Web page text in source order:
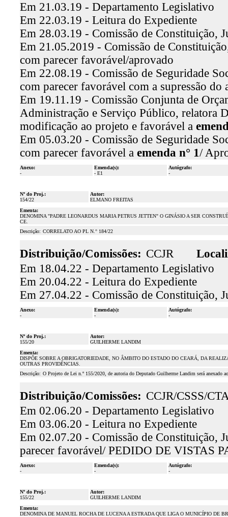
Em 21.03.19 - Departamento Legislativo
Em 22.03.19 - Leitura do Expediente
Em 28.03.19 - Comissão de Constituição,
Em 21.05.2019 - Comissão de
com parecer favorável/aprovado
Em 22.08.19 - Comissão de Seguridade
com parecer favorável com a supressão do
Em 19.11.19 - Comissão Conjunta de
Administração e Serviço Público, relatora
modificação ao projeto e favorável a
Em 05.03.20 - Comissão de Seguridade
com parecer favorável a emenda n° 1/
Anexo:
-
Emenda(s):
- E1
Autógrafo:
-
Nº do Proj.:
154/22
Autor:
ELMANO FREITAS
Ementa:
DENOMINA "PADRE LEONARDUS MARIA PETRUS JETTEN" O GINÁSIO A SER
CE.
Descrição: CORRELATO AO PL N.° 184/22
Distribuição/Comissões: CCJR
Em 18.04.22 - Departamento Legislativo
Em 20.04.22 - Leitura do Expediente
Em 27.04.22 - Comissão de Constituição,
Anexo:
-
Emenda(s):
-
Autógrafo:
-
Nº do Proj.:
155/20
Autor:
GUILHERME LANDIM
Ementa:
DISPÕE SOBRE A OBRIGATORIEDADE, NO ÂMBITO DO ESTADO DO CEARÁ, DA
OUTRAS PROVIDÊNCIAS.
Descrição: O Projeto de Lei n.º 155/2020, de autoria do Deputado Guilherme Landim será anexado
Distribuição/Comissões: CCJR/CSSS/
Em 02.06.20 - Departamento Legislativo
Em 03.06.20 - Leitura no Expediente
Em 02.07.20 - Comissão de Constituição,
parecer favorável/ PEDIDO DE VISTAS
Anexo:
-
Emenda(s):
-
Autógrafo:
-
Nº do Proj.:
155/22
Autor:
GUILHERME LANDIM
Ementa:
DENOMINA DE MANUEL ROCHA DE LUCENA A ESTRADA QUE LIGA O MUNICÍPIO DE